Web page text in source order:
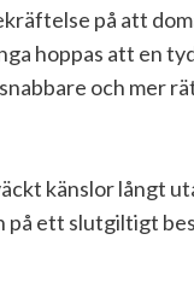
på att
hoppas att en
och mer
känslor långt
på ett slutgiltigt